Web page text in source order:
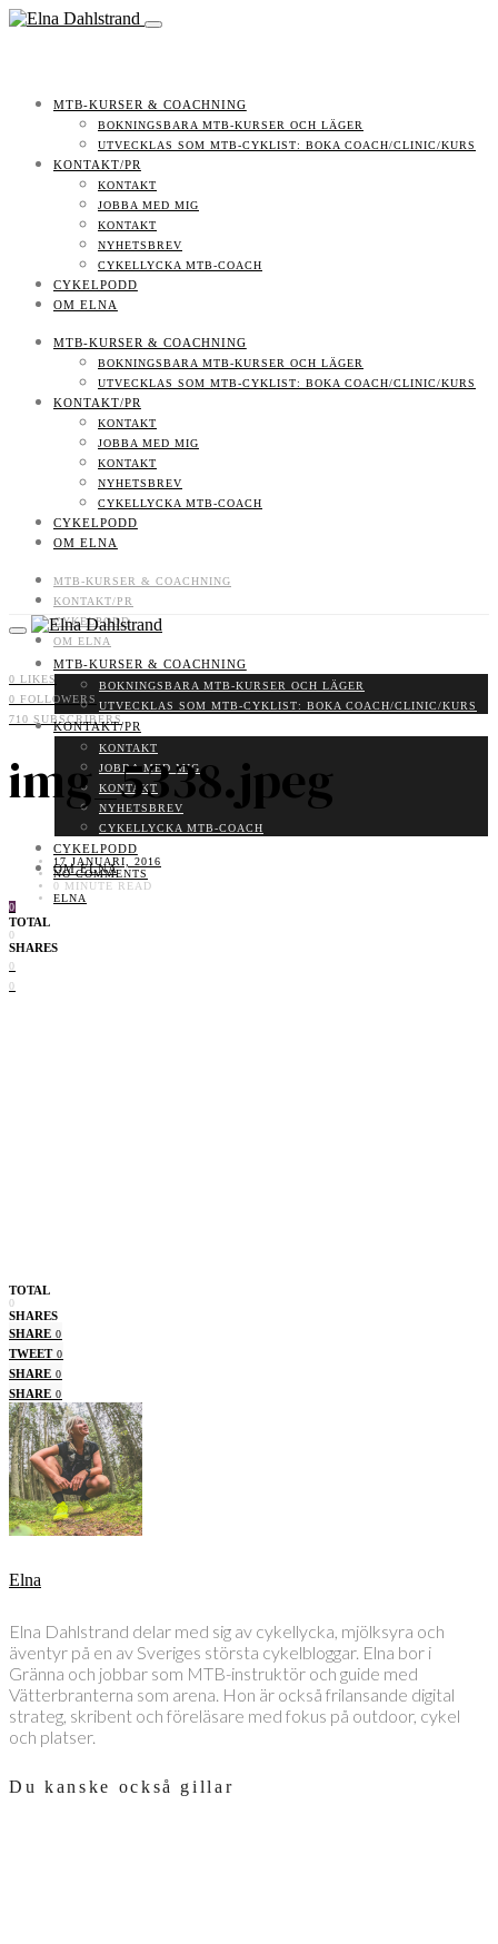
MTB-KURSER & COACHNING
BOKNINGSBARA MTB-KURSER OCH LÄGER
UTVECKLAS SOM MTB-CYKLIST: BOKA COACH/CLINIC/KURS
KONTAKT/PR
KONTAKT
JOBBA MED MIG
KONTAKT
NYHETSBREV
CYKELLYCKA MTB-COACH
CYKELPODD
OM ELNA
MTB-KURSER & COACHNING
BOKNINGSBARA MTB-KURSER OCH LÄGER
UTVECKLAS SOM MTB-CYKLIST: BOKA COACH/CLINIC/KURS
KONTAKT/PR
KONTAKT
JOBBA MED MIG
KONTAKT
NYHETSBREV
CYKELLYCKA MTB-COACH
CYKELPODD
OM ELNA
MTB-KURSER & COACHNING
KONTAKT/PR
CYKELPODD
OM ELNA
0 LIKES
0 FOLLOWERS
710 SUBSCRIBERS
MTB-KURSER & COACHNING
BOKNINGSBARA MTB-KURSER OCH LÄGER
UTVECKLAS SOM MTB-CYKLIST: BOKA COACH/CLINIC/KURS
KONTAKT/PR
KONTAKT
JOBBA MED MIG
KONTAKT
NYHETSBREV
CYKELLYCKA MTB-COACH
CYKELPODD
OM ELNA
0
img_5338.jpeg
17 JANUARI, 2016
NO COMMENTS
0 MINUTE READ
ELNA
TOTAL
0
SHARES
0
0
TOTAL
0
SHARES
SHARE 0
TWEET 0
SHARE 0
SHARE 0
Elna
Elna Dahlstrand delar med sig av cykellycka, mjölksyra och
äventyr på en av Sveriges största cykelbloggar. Elna bor i
Gränna och jobbar som MTB-instruktör och guide med
Vätterbranterna som arena. Hon är också frilansande digital
strateg, skribent och föreläsare med fokus på outdoor, cykel
och platser.
Du kanske också gillar